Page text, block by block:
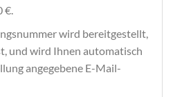
€.
wird bereitgestellt,
und wird Ihnen automatisch
angegebene E-Mail-